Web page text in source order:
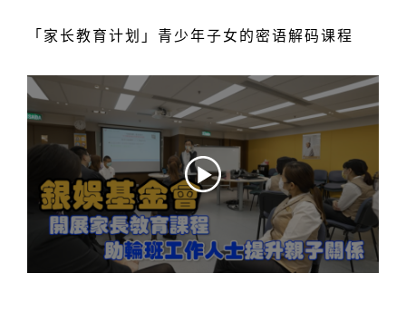
「家长教育计划」青少年子女的密语解码课程